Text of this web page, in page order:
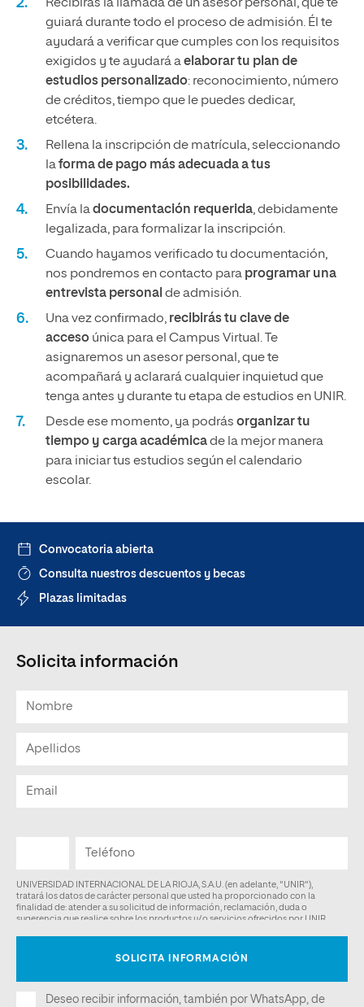
Recibirás la llamada de un asesor personal, que te
guiará durante todo el proceso de admisión. Él te
ayudará a verificar que cumples con los requisitos
exigidos y te ayudará aelaborar tu plan de
estudios personalizado: reconocimiento, número
de créditos, tiempo que le puedes dedicar,
etcétera.
Rellena la inscripción de matrícula, seleccionando
laforma de pago más adecuada a tus
posibilidades.
Envía ladocumentación requerida, debidamente
legalizada, para formalizar la inscripción.
Cuando hayamos verificado tu documentación,
nos pondremos en contacto para programar una
entrevista personal de admisión.
Una vez confirmado, recibirás tu clave de
acceso única para el Campus Virtual. Te
asignaremos un asesor personal, que te
acompañará y aclarará cualquier inquietud que
tenga antes y durante tu etapa de estudios en UNIR.
Desde ese momento, ya podrás organizar tu
tiempo y carga académicade la mejor manera
para iniciar tus estudios según el calendario
escolar.
Convocatoria abierta
Consulta nuestros descuentos y becas
Plazas limitadas
Solicita información